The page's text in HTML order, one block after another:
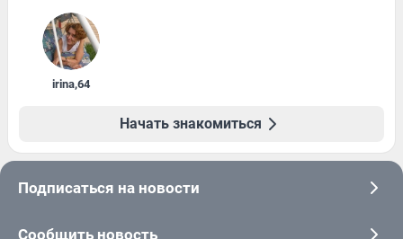
irina,64
Начать знакомиться
Подписаться на новости
Сообщить новость